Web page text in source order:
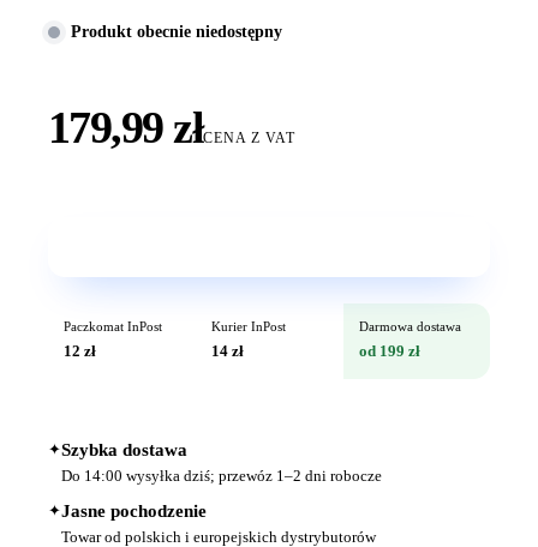
Produkt obecnie niedostępny
179,99 złCENA Z VAT
Paczkomat InPost
12 zł
Kurier InPost
14 zł
Darmowa dostawa
od 199 zł
✦Szybka dostawa
Do 14:00 wysyłka dziś; przewóz 1–2 dni robocze
✦Jasne pochodzenie
Towar od polskich i europejskich dystrybutorów